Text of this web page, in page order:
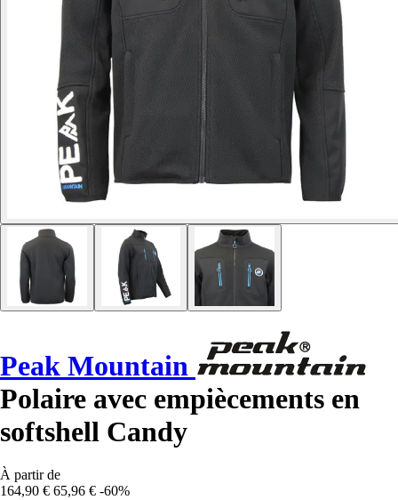
Peak Mountain
Polaire avec empiècements en
softshell Candy
À partir de
164,90 € 65,96 € -60%